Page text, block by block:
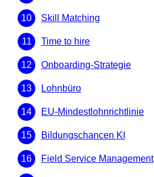
Skill Matching
Time to hire
Onboarding-Strategie
Lohnbüro
EU-Mindestlohnrichtlinie
Bildungschancen KI
Field Service Management